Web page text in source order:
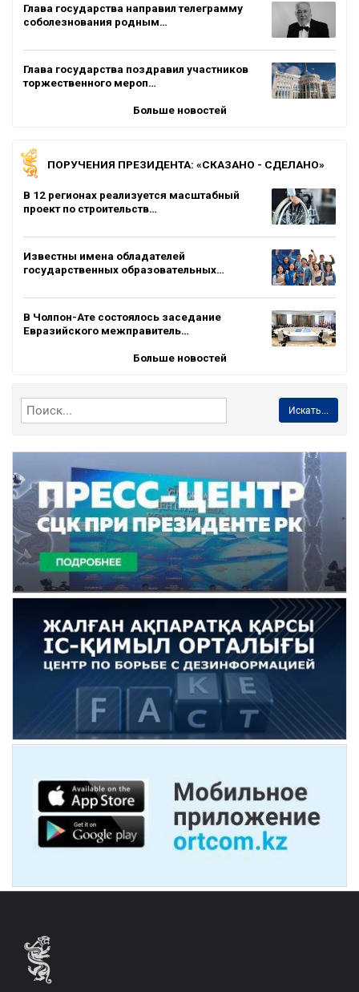
Глава государства направил телеграмму
соболезнования родным…
Глава государства поздравил участников
торжественного мероп…
Больше новостей
ПОРУЧЕНИЯ ПРЕЗИДЕНТА: «СКАЗАНО - СДЕЛАНО»
В 12 регионах реализуется масштабный
проект по строительств…
Известны имена обладателей
государственных образовательных…
В Чолпон-Ате состоялось заседание
Евразийского межправитель…
Больше новостей
Искать...